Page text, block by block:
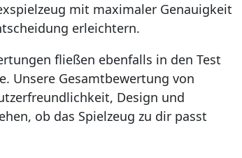
mit maximaler Genauigkeit
erleichtern.
fließen ebenfalls in den Test
Unsere Gesamtbewertung von
Design und
ob das Spielzeug zu dir passt